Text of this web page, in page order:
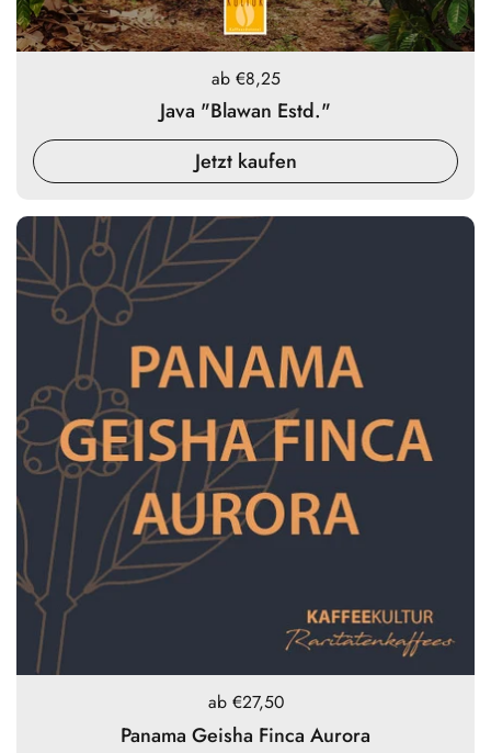
Preis:
ab €8,25
Java "Blawan Estd."
Jetzt kaufen
Preis:
ab €27,50
Panama Geisha Finca Aurora